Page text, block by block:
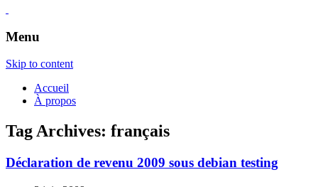
Menu
Skip to content
Accueil
À propos
Tag Archives: français
Déclaration de revenu 2009 sous debian testing